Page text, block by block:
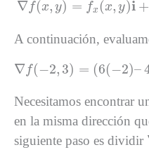
∇ f(x, y) = fx (x, y)i +
A continuación,
∇ f(−2, 3) = (6(−2)–
∇f( 3)= 6(− )
Necesitamos encontrar
en la misma dirección
siguiente paso es dividir